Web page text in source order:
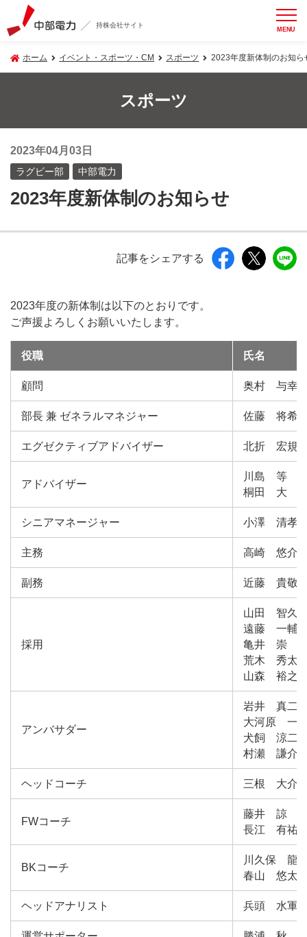
持株会社サイト MENU
ホーム イベント・スポーツ・CM スポーツ 2023年度新体制のお知ら
スポーツ
2023年04月03日
ラグビー部 中部電力
2023年度新体制のお知らせ
記事をシェアする
2023年度の新体制は以下のとおりです。
ご声援よろしくお願いいたします。
役職 氏名
顧問 奥村 与幸
部長 兼 ゼネラルマネジャー 佐藤 将希
エグゼクティブアドバイザー 北折 宏規
アドバイザー
川島 等
桐田 大
シニアマネージャー 小澤 清孝
主務 高崎 悠介
副務 近藤 貴敬
採用
山田 智久
遠藤 一輔
亀井 崇
荒木 秀太
山森 裕之
アンバサダー
岩井 真二
大河原 一
犬飼 涼二
村瀬 謙介
ヘッドコーチ 三根 大介
FWコーチ
藤井 諒
長江 有祐
BKコーチ
川久保 龍
春山 悠太
ヘッドアナリスト 兵頭 水軍